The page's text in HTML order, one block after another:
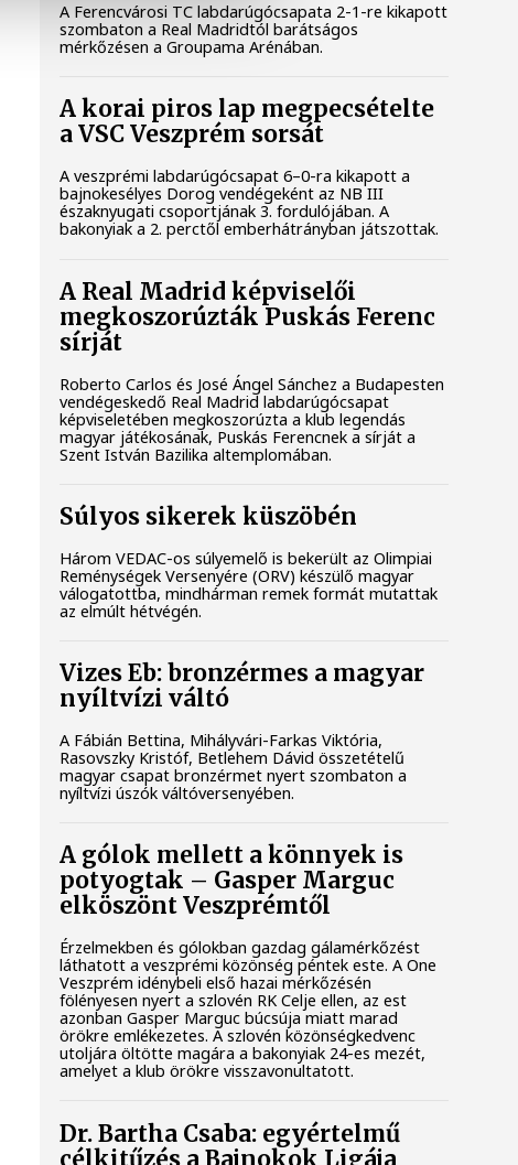
A Ferencvárosi TC labdarúgócsapata 2-1-re kikapott
szombaton a Real Madridtól barátságos
mérkőzésen a Groupama Arénában.
A korai piros lap megpecsételte
a VSC Veszprém sorsát
A veszprémi labdarúgócsapat 6–0-ra kikapott a
bajnokesélyes Dorog vendégeként az NB III
északnyugati csoportjának 3. fordulójában. A
bakonyiak a 2. perctől emberhátrányban játszottak.
A Real Madrid képviselői
megkoszorúzták Puskás Ferenc
sírját
Roberto Carlos és José Ángel Sánchez a Budapesten
vendégeskedő Real Madrid labdarúgócsapat
képviseletében megkoszorúzta a klub legendás
magyar játékosának, Puskás Ferencnek a sírját a
Szent István Bazilika altemplomában.
Súlyos sikerek küszöbén
Három VEDAC-os súlyemelő is bekerült az Olimpiai
Reménységek Versenyére (ORV) készülő magyar
válogatottba, mindhárman remek formát mutattak
az elmúlt hétvégén.
Vizes Eb: bronzérmes a magyar
nyíltvízi váltó
A Fábián Bettina, Mihályvári-Farkas Viktória,
Rasovszky Kristóf, Betlehem Dávid összetételű
magyar csapat bronzérmet nyert szombaton a
nyíltvízi úszók váltóversenyében.
A gólok mellett a könnyek is
potyogtak – Gasper Marguc
elköszönt Veszprémtől
Érzelmekben és gólokban gazdag gálamérkőzést
láthatott a veszprémi közönség péntek este. A One
Veszprém idénybeli első hazai mérkőzésén
fölényesen nyert a szlovén RK Celje ellen, az est
azonban Gasper Marguc búcsúja miatt marad
örökre emlékezetes. A szlovén közönségkedvenc
utoljára öltötte magára a bakonyiak 24-es mezét,
amelyet a klub örökre visszavonultatott.
Dr. Bartha Csaba: egyértelmű
célkitűzés a Bajnokok Ligája